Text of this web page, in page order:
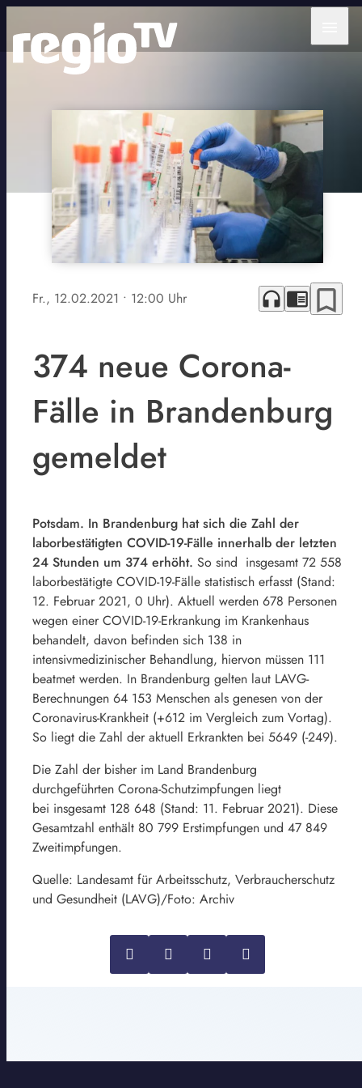
Fr., 12.02.2021 • 12:00 Uhr headphones chrome_reader_mode bookmark_border
374 neue Corona-
Fälle in Brandenburg
gemeldet
Potsdam. In Brandenburg hat sich die Zahl der
laborbestätigten COVID-19-Fälle innerhalb der letzten
24 Stunden um 374 erhöht. So sind insgesamt 72 558
laborbestätigte COVID-19-Fälle statistisch erfasst (Stand:
12. Februar 2021, 0 Uhr). Aktuell werden 678 Personen
wegen einer COVID-19-Erkrankung im Krankenhaus
behandelt, davon befinden sich 138 in
intensivmedizinischer Behandlung, hiervon müssen 111
beatmet werden. In Brandenburg gelten laut LAVG-
Berechnungen 64 153 Menschen als genesen von der
Coronavirus-Krankheit (+612 im Vergleich zum Vortag).
So liegt die Zahl der aktuell Erkrankten bei 5649 (-249).
Die Zahl der bisher im Land Brandenburg
durchgeführten Corona-Schutzimpfungen liegt
bei insgesamt 128 648 (Stand: 11. Februar 2021). Diese
Gesamtzahl enthält 80 799 Erstimpfungen und 47 849
Zweitimpfungen.
Quelle: Landesamt für Arbeitsschutz, Verbraucherschutz
und Gesundheit (LAVG)/Foto: Archiv